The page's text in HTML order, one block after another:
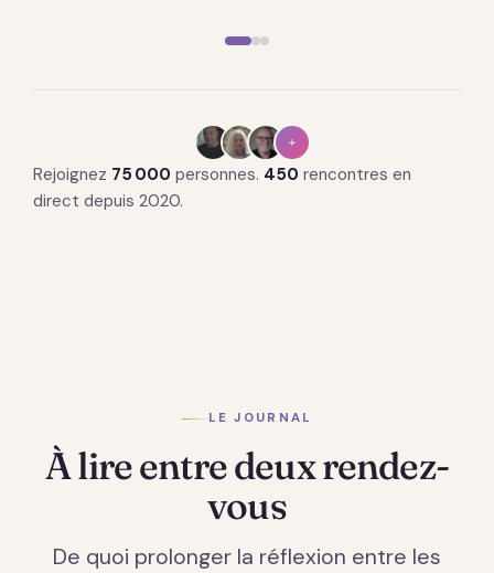
+
Rejoignez 75 000 personnes. 450 rencontres en
direct depuis 2020.
LE JOURNAL
À lire entre deux rendez-
vous
De quoi prolonger la réflexion entre les